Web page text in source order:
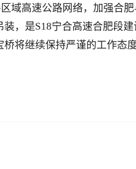
域高速公路网络，加强合
，是S18宁合高速合肥段
将继续保持严谨的工作态